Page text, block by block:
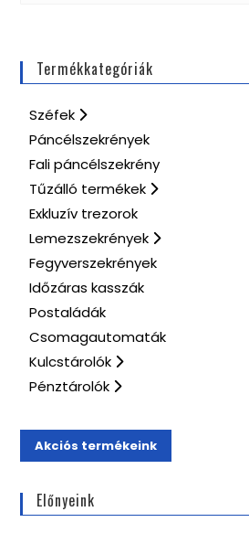
Termékkategóriák
Széfek
Páncélszekrények
Fali páncélszekrény
Tűzálló termékek
Exkluzív trezorok
Lemezszekrények
Fegyverszekrények
Időzáras kasszák
Postaládák
Csomagautomaták
Kulcstárolók
Pénztárolók
Akciós termékeink
Előnyeink